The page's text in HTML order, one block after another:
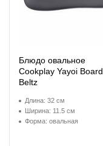
Блюдо овальное
Cookplay Yayoi Board
Beltz
Длина: 32 см
Ширина: 11.5 см
Форма: овальная